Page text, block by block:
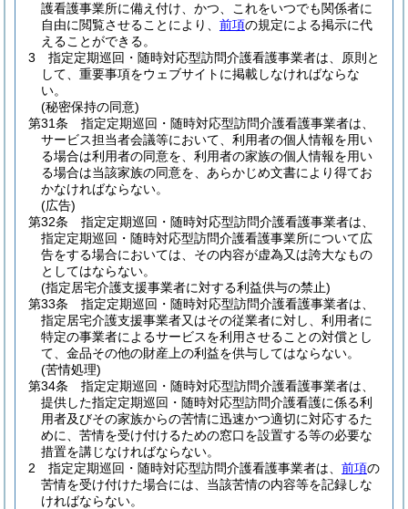
護看護事業所に備え付け、かつ、これをいつでも関係者に
自由に閲覧させることにより、 前項の規定による掲示に代
えることができる。
3
指定定期巡回・随時対応型訪問介護看護事業者は、原則と
して、重要事項をウェブサイトに掲載しなければならな
い。
(秘密保持の同意)
第31条
指定定期巡回・随時対応型訪問介護看護事業者は、
サービス担当者会議等において、利用者の個人情報を用い
る場合は利用者の同意を、利用者の家族の個人情報を用い
る場合は当該家族の同意を、あらかじめ文書により得てお
かなければならない。
(広告)
第32条
指定定期巡回・随時対応型訪問介護看護事業者は、
指定定期巡回・随時対応型訪問介護看護事業所について広
告をする場合においては、その内容が虚為又は誇大なもの
としてはならない。
(指定居宅介護支援事業者に対する利益供与の禁止)
第33条
指定定期巡回・随時対応型訪問介護看護事業者は、
指定居宅介護支援事業者又はその従業者に対し、利用者に
特定の事業者によるサービスを利用させることの対償とし
て、金品その他の財産上の利益を供与してはならない。
(苦情処理)
第34条
指定定期巡回・随時対応型訪問介護看護事業者は、
提供した指定定期巡回・随時対応型訪問介護看護に係る利
用者及びその家族からの苦情に迅速かつ適切に対応するた
めに、苦情を受け付けるための窓口を設置する等の必要な
措置を講じなければならない。
2
指定定期巡回・随時対応型訪問介護看護事業者は、 前項の
苦情を受け付けた場合には、当該苦情の内容等を記録しな
ければならない。